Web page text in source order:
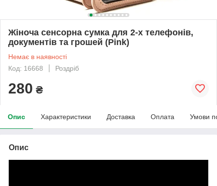
Жіноча сенсорна сумка для 2-х телефонів,
документів та грошей (Pink)
Немає в наявності
Код: 16668
Роздріб
280 ₴
Опис Характеристики Доставка Оплата Умови
Опис